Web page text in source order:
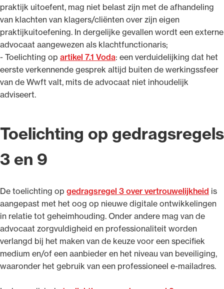
praktijk uitoefent, mag niet belast zijn met de afhandeling
van klachten van klagers/cliënten over zijn eigen
praktijkuitoefening. In dergelijke gevallen wordt een externe
advocaat aangewezen als klachtfunctionaris;
- Toelichting op artikel 7.1 Voda: een verduidelijking dat het
eerste verkennende gesprek altijd buiten de werkingssfeer
van de Wwft valt, mits de advocaat niet inhoudelijk
adviseert.
Toelichting op gedragsregels
3 en 9
De toelichting op gedragsregel 3 over vertrouwelijkheid is
aangepast met het oog op nieuwe digitale ontwikkelingen
in relatie tot geheimhouding. Onder andere mag van de
advocaat zorgvuldigheid en professionaliteit worden
verlangd bij het maken van de keuze voor een specifiek
medium en/of een aanbieder en het niveau van beveiliging,
waaronder het gebruik van een professioneel e-mailadres.